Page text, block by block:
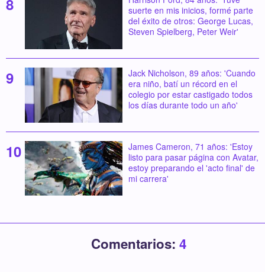
suerte en mis inicios, formé parte
del éxito de otros: George Lucas,
Steven Spielberg, Peter Weir'
Jack Nicholson, 89 años: 'Cuando
era niño, batí un récord en el
colegio por estar castigado todos
los días durante todo un año'
James Cameron, 71 años: 'Estoy
listo para pasar página con Avatar,
estoy preparando el 'acto final' de
mi carrera'
Comentarios: 4